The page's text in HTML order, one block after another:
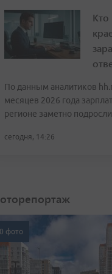
По данным аналитиков
месяцев 2026 года
регионе заметно подросли
сегодня, 14:26
фото